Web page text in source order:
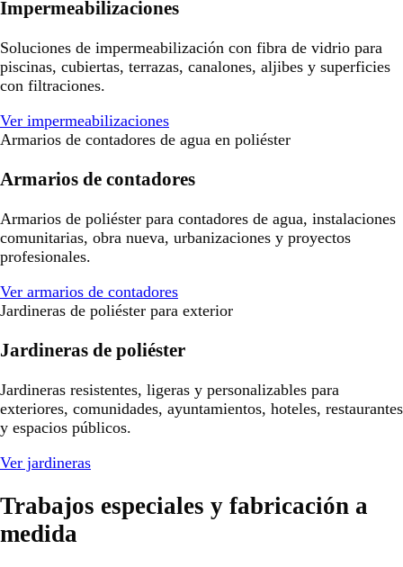
Impermeabilizaciones
Soluciones de impermeabilización con fibra de vidrio para
piscinas, cubiertas, terrazas, canalones, aljibes y superficies
con filtraciones.
Ver impermeabilizaciones
Armarios de contadores de agua en poliéster
Armarios de contadores
Armarios de poliéster para contadores de agua, instalaciones
comunitarias, obra nueva, urbanizaciones y proyectos
profesionales.
Ver armarios de contadores
Jardineras de poliéster para exterior
Jardineras de poliéster
Jardineras resistentes, ligeras y personalizables para
exteriores, comunidades, ayuntamientos, hoteles, restaurantes
y espacios públicos.
Ver jardineras
Trabajos especiales y fabricación a
medida